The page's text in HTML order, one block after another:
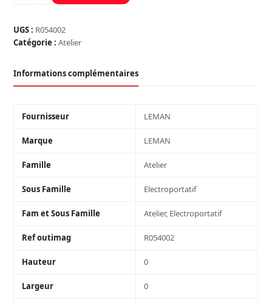
CONIQUE
D.80
0.50
ACIER
UGS : R054002
Catégorie : Atelier
Informations complémentaires
Fournisseur LEMAN
Marque LEMAN
Famille Atelier
Sous Famille Electroportatif
Fam et Sous Famille Atelier, Electroportatif
Ref outimag R054002
Hauteur 0
Largeur 0